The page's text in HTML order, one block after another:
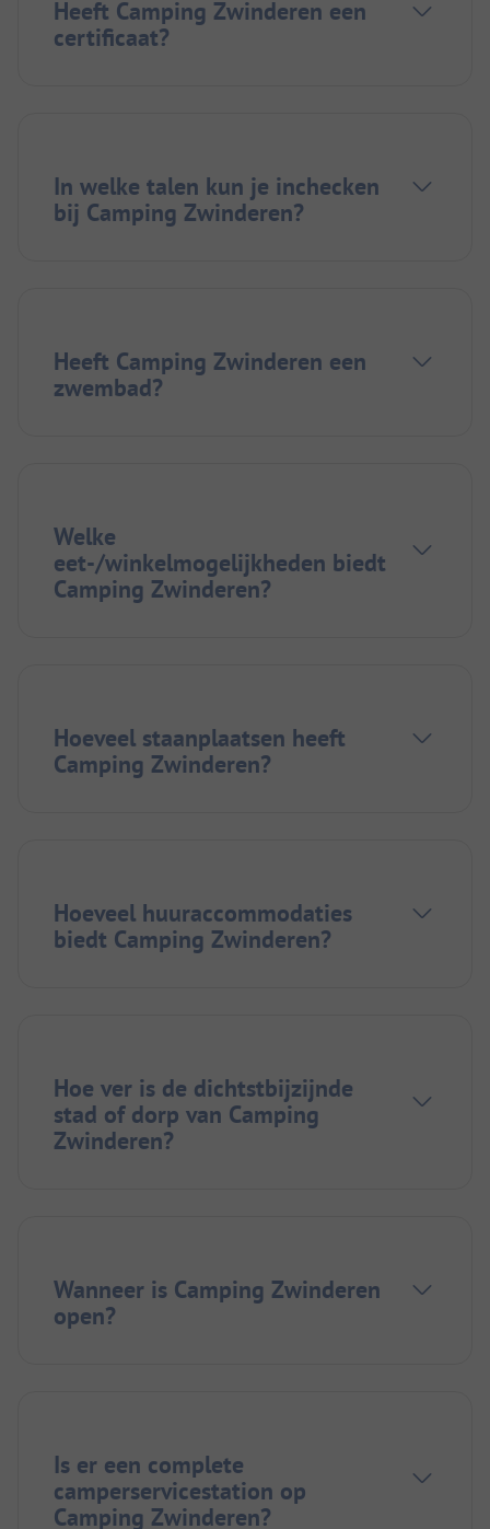
Heeft Camping Zwinderen een
certificaat?
In welke talen kun je inchecken
bij Camping Zwinderen?
Heeft Camping Zwinderen een
zwembad?
Welke
eet-/winkelmogelijkheden biedt
Camping Zwinderen?
Hoeveel staanplaatsen heeft
Camping Zwinderen?
Hoeveel huuraccommodaties
biedt Camping Zwinderen?
Hoe ver is de dichtstbijzijnde
stad of dorp van Camping
Zwinderen?
Wanneer is Camping Zwinderen
open?
Is er een complete
camperservicestation op
Camping Zwinderen?